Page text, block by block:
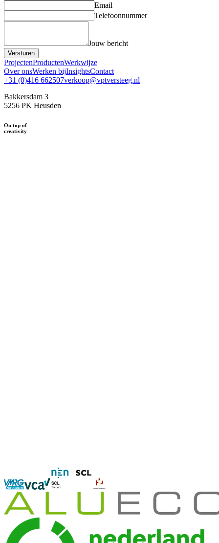
Email
Telefoonnummer
Jouw bericht
Versturen
ProjectenProductenWerkwijze
Over onsWerken bijInsightsContact
+31 (0)416 662507verkoop@vptversteeg.nl
Bakkersdam 3
5256 PK Heusden
On top of
creativity